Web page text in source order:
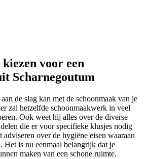
voor een
Scharnegoutum
de slag kan met de schoonmaak van je
zal hetzelfde schoonmaakwerk in veel
Ook weet hij alles over de diverse
die er voor specifieke klusjes nodig
over de hygiëne eisen waaraan
Het is nu eenmaal belangrijk dat je
maken van een schone ruimte.